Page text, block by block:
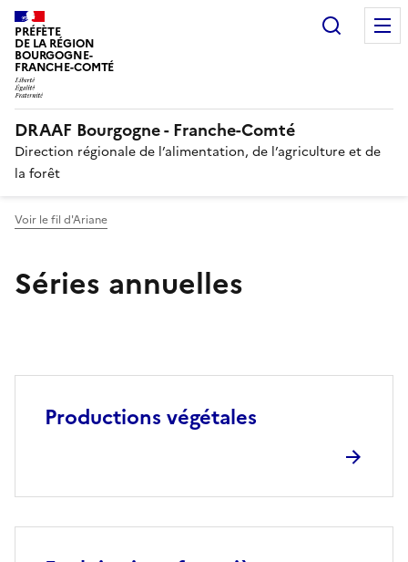
PRÉFÈTE
DE LA RÉGION
BOURGOGNE-
FRANCHE-COMTÉ
DRAAF Bourgogne - Franche-Comté
Direction régionale de l’alimentation, de l’agriculture et de
la forêt
Voir le fil d'Ariane
Séries annuelles
Productions végétales